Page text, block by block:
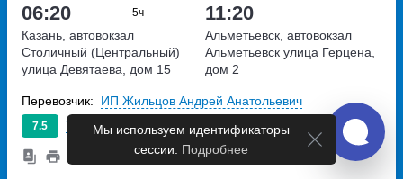
06:20 5ч 11:20
Казань, автовокзал
Столичный (Центральный)
улица Девятаева, дом 15
Альметьевск, автовокзал
Альметьевск улица Герцена,
дом 2
7.5 Хорошо
Перевозчик: ИП Жильцов Андрей Анатольевич
Мы используем идентификаторы
сессии. Подробнее